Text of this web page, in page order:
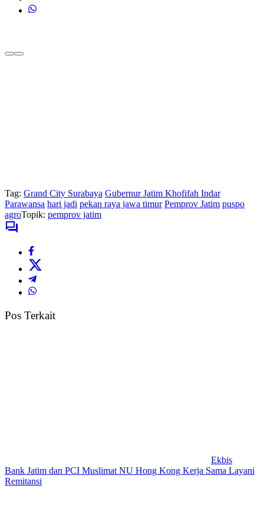
Tag: Grand City Surabaya Gubernur Jatim Khofifah Indar
Parawansa hari jadi pekan raya jawa timur Pemprov Jatim puspo
agroTopik: pemprov jatim
Pos Terkait
Ekbis
Bank Jatim dan PCI Muslimat NU Hong Kong Kerja Sama Layani
Remitansi